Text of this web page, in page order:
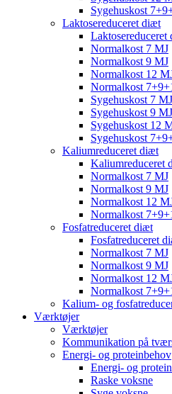
Sygehuskost
Laktosereduceret diæt
Laktosereduceret
Normalkost 7 MJ
Normalkost 9 MJ
Normalkost 12
Normalkost
Sygehuskost 7 MJ
Sygehuskost 9 MJ
Sygehuskost 12
Sygehuskost
Kaliumreduceret diæt
Kaliumreduceret
Normalkost 7 MJ
Normalkost 9 MJ
Normalkost 12
Normalkost
Fosfatreduceret diæt
Fosfatreduceret
Normalkost 7 MJ
Normalkost 9 MJ
Normalkost 12
Normalkost
Kalium- og
Værktøjer
Værktøjer
Kommunikation på
Energi- og proteinbehov
Energi- og
Raske voksne